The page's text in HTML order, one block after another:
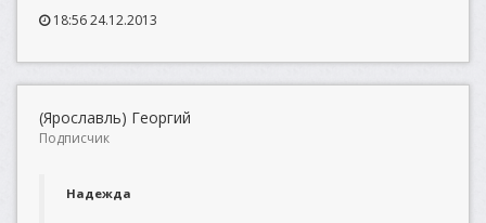
18:56 24.12.2013
(Ярославль) Георгий
Подписчик
Надежда